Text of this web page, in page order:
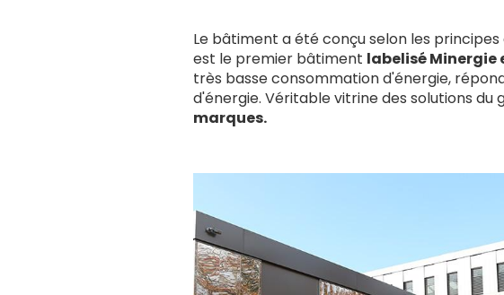
Le bâtiment a été conçu selon les principes
est le premier bâtiment labelisé Minergie
très basse consommation d'énergie,
d'énergie. Véritable vitrine des solutions du
marques.